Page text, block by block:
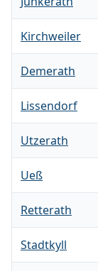
Kirchweiler
Demerath
Lissendorf
Utzerath
Ueß
Retterath
Stadtkyll